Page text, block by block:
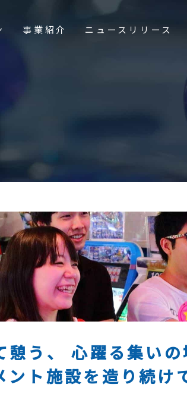
事業紹介 ニュースリリース
採用情報
アルバイト募集
電子公告
健康経営
カスハラ対応方針
利用規約
う、
心躍る集い
ント施設を造り続け